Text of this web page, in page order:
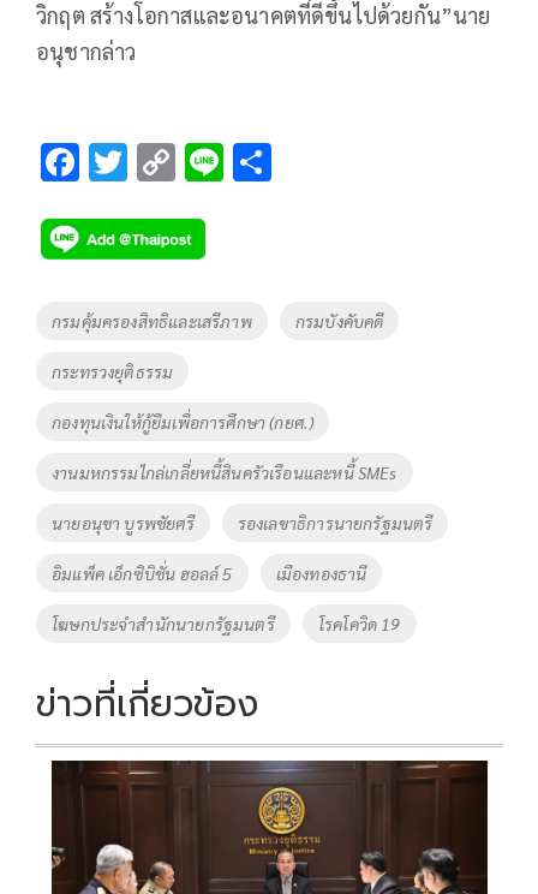
วิกฤต สร้างโอกาสและอนาคตที่ดีขึ้นไปด้วยกัน”นาย
อนุชากล่าว
F
e
b
o
k
T
tt
er
C
p
y
Li
Li
Tags
กรมคุ้มครองสิทธิและเสรีภาพ กรมบังคับคดี
กระทรวงยุติธรรม
กองทุนเงินให้กู้ยืมเพื่อการศึกษา (กยศ.)
งานมหกรรมไกล่เกลี่ยหนี้สินครัวเรือนและหนี้ SMEs
นายอนุชา บูรพชัยศรี รองเลขาธิการนายกรัฐมนตรี
อิมแพ็ค เอ็กซิบิชั่น ฮอลล์ 5 เมืองทองธานี
โฆษกประจำสำนักนายกรัฐมนตรี โรคโควิด 19
ข่าวที่เกี่ยวข้อง